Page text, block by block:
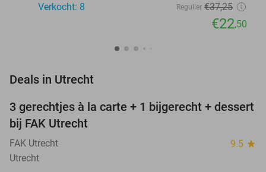
Verkocht: 8
Regulier €37,25
€22,50
Deals in Utrecht
40%
TODAY
3 gerechtjes à la carte + 1 bijgerecht + dessert
bij FAK Utrecht
FAK Utrecht 9.5 star
Utrecht